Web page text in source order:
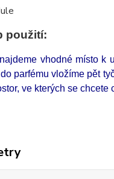
použití:
vhodné místo k
parfému vložíme pět
ve kterých se